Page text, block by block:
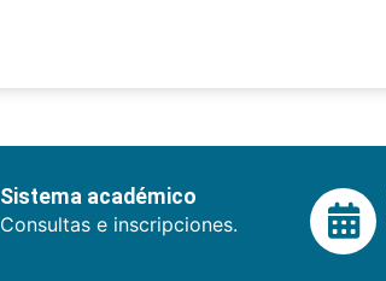
Sistema académico
Consultas e inscripciones.